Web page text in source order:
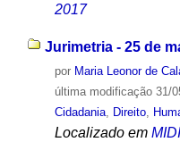
2017
Jurimetria - 25 de
por Maria Leonor de
última modificação31/
Cidadania, Direito,
Localizado em